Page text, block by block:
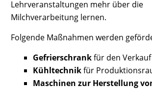
Lehrveranstaltungen mehr über die
Milchverarbeitung lernen.
Folgende Maßnahmen werden
Gefrierschrankfür den Verkauf
Kühltechnikfür
Maschinen zur Herstellung